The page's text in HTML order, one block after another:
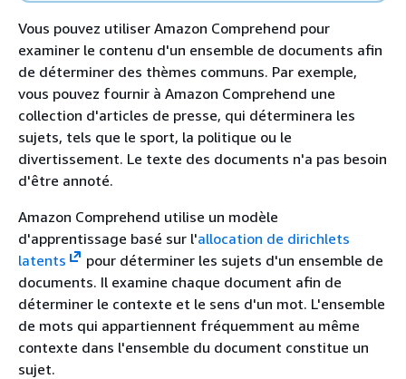
Vous pouvez utiliser Amazon Comprehend pour
examiner le contenu d'un ensemble de documents afin
de déterminer des thèmes communs. Par exemple,
vous pouvez fournir à Amazon Comprehend une
collection d'articles de presse, qui déterminera les
sujets, tels que le sport, la politique ou le
divertissement. Le texte des documents n'a pas besoin
d'être annoté.
Amazon Comprehend utilise un modèle
d'apprentissage basé sur l'allocation de dirichlets
latents
pour déterminer les sujets d'un ensemble de
documents. Il examine chaque document afin de
déterminer le contexte et le sens d'un mot. L'ensemble
de mots qui appartiennent fréquemment au même
contexte dans l'ensemble du document constitue un
sujet.